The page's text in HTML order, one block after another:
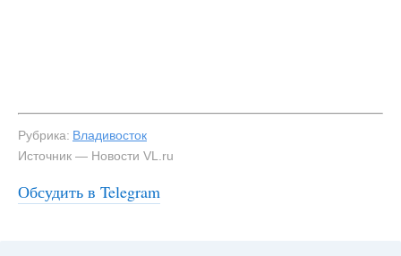
Рубрика: Владивосток
Источник — Новости VL.ru
Обсудить в Telegram